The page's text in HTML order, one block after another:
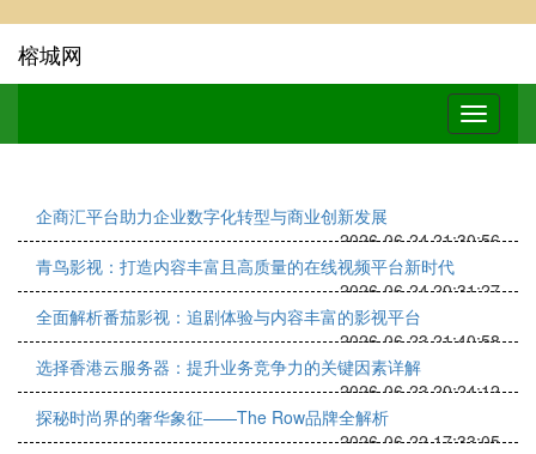
榕城网
企商汇平台助力企业数字化转型与商业创新发展
2026-06-24 21:30:56
青鸟影视：打造内容丰富且高质量的在线视频平台新时代
2026-06-24 20:31:27
全面解析番茄影视：追剧体验与内容丰富的影视平台
2026-06-23 21:40:58
选择香港云服务器：提升业务竞争力的关键因素详解
2026-06-23 20:24:12
探秘时尚界的奢华象征——The Row品牌全解析
2026-06-22 17:33:05